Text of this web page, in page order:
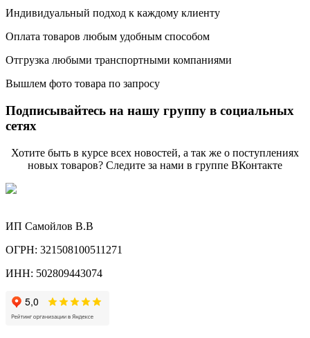
Индивидуальный подход к каждому клиенту
Оплата товаров любым удобным способом
Отгрузка любыми транспортными компаниями
Вышлем фото товара по запросу
Подписывайтесь на нашу группу в социальных
сетях
Хотите быть в курсе всех новостей, а так же о поступлениях
новых товаров? Следите за нами в группе ВКонтакте
ИП Самойлов В.В
ОГРН: 321508100511271
ИНН: 502809443074